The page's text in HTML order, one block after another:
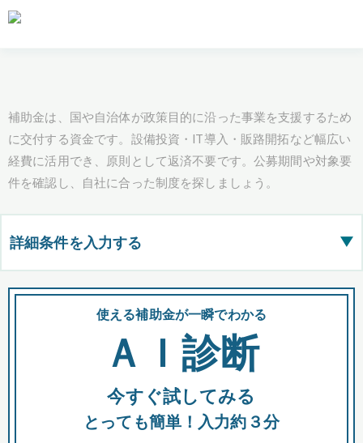
補助金は、国や自治体が政策目的に沿った事業を支援するため
に交付する資金です。設備投資・IT導入・販路開拓など幅広い
経費に活用でき、原則として返済不要です。公募期間や対象要
件を確認し、自社に合った制度を探しましょう。
詳細条件を入力する ▶
都道府県
全国の検索結果を含めて表示
助成金 融資 出資
使える補助金が一瞬でわかる
ＡＩ診断
今すぐ試してみる
とっても簡単！入力約３分